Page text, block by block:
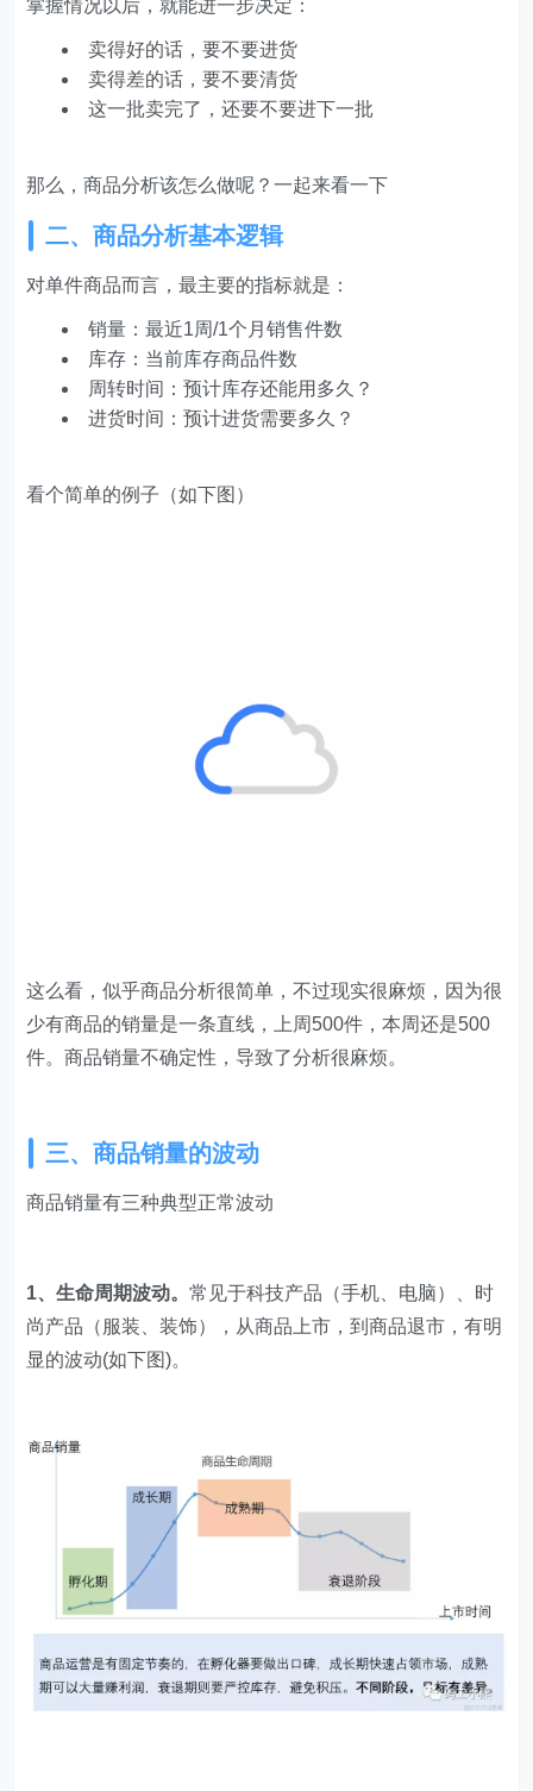
掌握情况以后，就能进一步决定：
卖得好的话，要不要进货
卖得差的话，要不要清货
这一批卖完了，还要不要进下一批
那么，商品分析该怎么做呢？一起来看一下
二、商品分析基本逻辑
对单件商品而言，最主要的指标就是：
销量：最近1周/1个月销售件数
库存：当前库存商品件数
周转时间：预计库存还能用多久？
进货时间：预计进货需要多久？
看个简单的例子（如下图）
这么看，似乎商品分析很简单，不过现实很麻烦，因为很
少有商品的销量是一条直线，上周500件，本周还是500
件。商品销量不确定性，导致了分析很麻烦。
三、商品销量的波动​
商品销量有三种典型正常波动
1、生命周期波动。常见于科技产品（手机、电脑）、时
尚产品（服装、装饰），从商品上市，到商品退市，有明
显的波动(如下图)。